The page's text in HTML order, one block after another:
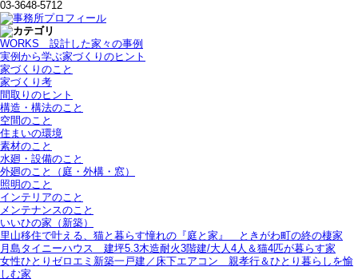
03-3648-5712
WORKS＿設計した家々の事例
実例から学ぶ家づくりのヒント
家づくりのこと
家づくり考
間取りのヒント
構造・構法のこと
空間のこと
住まいの環境
素材のこと
水廻・設備のこと
外廻のこと（庭・外構・窓）
照明のこと
インテリアのこと
メンテナンスのこと
いいひの家（新築）
里山移住で叶える、猫と暮らす憧れの『庭と家』＿ときがわ町の終の棲家
月島タイニーハウス＿建坪5.3木造耐火3階建/大人4人＆猫4匹が暮らす家
女性ひとりゼロエミ新築一戸建／床下エアコン＿親孝行＆ひとり暮らしを愉
しむ家